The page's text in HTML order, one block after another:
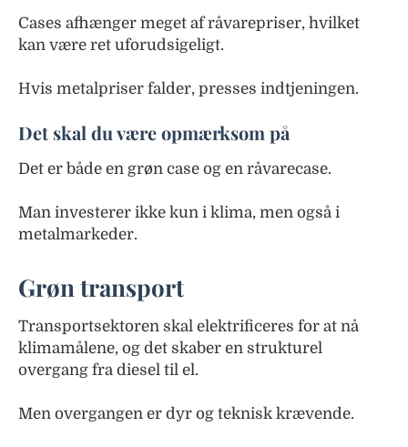
Cases afhænger meget af råvarepriser, hvilket
kan være ret uforudsigeligt.
Hvis metalpriser falder, presses indtjeningen.
Det skal du være opmærksom på
Det er både en grøn case og en råvarecase.
Man investerer ikke kun i klima, men også i
metalmarkeder.
Grøn transport
Transportsektoren skal elektrificeres for at nå
klimamålene, og det skaber en strukturel
overgang fra diesel til el.
Men overgangen er dyr og teknisk krævende.